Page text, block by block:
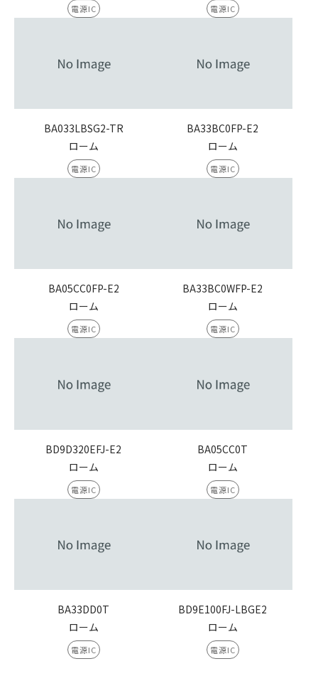
電源IC 電源IC
BA033LBSG2-TR
ローム
電源IC
BA33BC0FP-E2
ローム
電源IC
BA05CC0FP-E2
ローム
電源IC
BA33BC0WFP-E2
ローム
電源IC
BD9D320EFJ-E2
ローム
電源IC
BA05CC0T
ローム
電源IC
BA33DD0T
ローム
電源IC
BD9E100FJ-LBGE2
ローム
電源IC